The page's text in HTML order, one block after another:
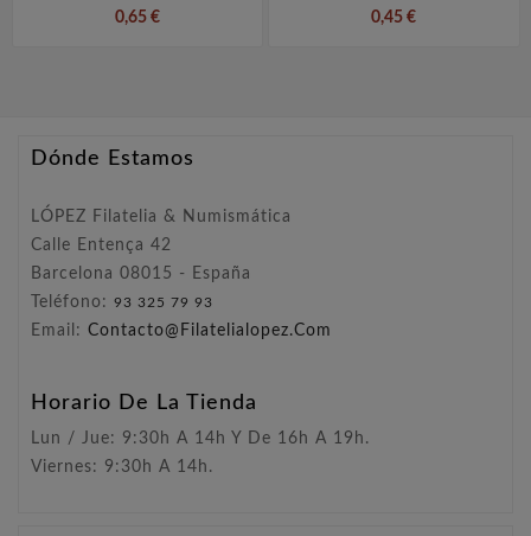
0,65 €
0,45 €
Dónde Estamos
LÓPEZ Filatelia & Numismática
Calle Entença 42
Barcelona 08015 - España
Teléfono: 93 325 79 93
Email: Contacto@filatelialopez.com
Horario De La Tienda
Lun / Jue: 9:30h A 14h Y De 16h A 19h.
Viernes: 9:30h A 14h.